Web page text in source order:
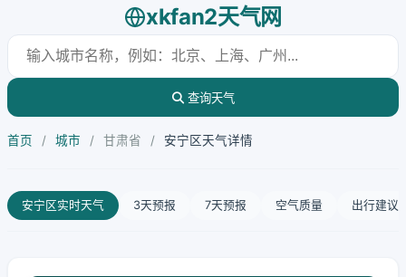
xkfan2天气网
查询天气
首页 / 城市 / 甘肃省 / 安宁区天气详情
安宁区实时天气 3天预报 7天预报 空气质量 出行建议